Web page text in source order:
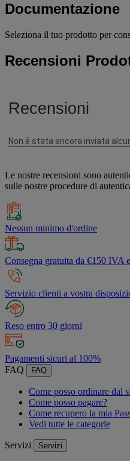
Documentazione
Seleziona il tuo prodotto per
Recensioni
Le nostre recensioni sono
sulle nostre procedure di
Nessun minimo d'ordine
Consegna gratuita da €150 IVA
Servizio clienti a vostra
Reso entro 30 giorni
Pagamenti sicuri al 100%
FAQ
FAQ
Come posso ordinare dal
Come posso pagare?
Come recupero la mia
Vedi tutte le categorie
Servizi Servizi